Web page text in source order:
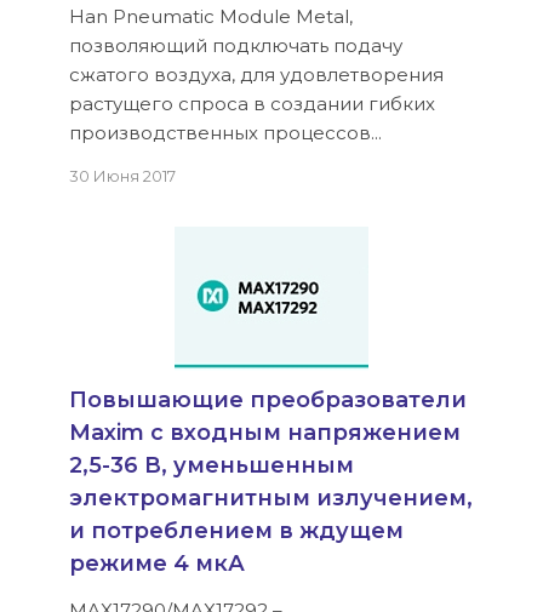
Han Pneumatic Module Metal,
позволяющий подключать подачу
сжатого воздуха, для удовлетворения
растущего спроса в создании гибких
производственных процессов...
30 Июня 2017
Повышающие преобразователи
Maxim с входным напряжением
2,5-36 В, уменьшенным
электромагнитным излучением,
и потреблением в ждущем
режиме 4 мкА